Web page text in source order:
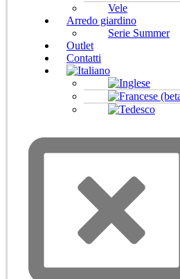
Vele
Arredo giardino
Serie Summer
Outlet
Contatti